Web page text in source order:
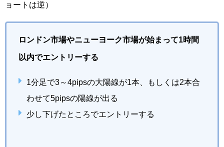
ョートは逆）
ロンドン市場やニューヨーク市場が始まって1時間
以内でエントリーする
1分足で3～4pipsの大陽線が1本、もしくは2本合
わせて5pipsの陽線が出る
少し下げたところでエントリーする